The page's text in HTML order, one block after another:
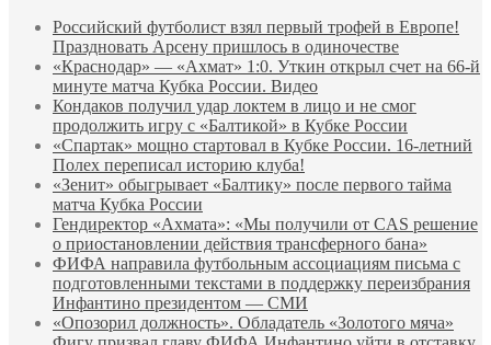
Российский футболист взял первый трофей в Европе!
Праздновать Арсену пришлось в одиночестве
«Краснодар» — «Ахмат» 1:0. Уткин открыл счет на 66‑й
минуте матча Кубка России. Видео
Кондаков получил удар локтем в лицо и не смог
продолжить игру с «Балтикой» в Кубке России
«Спартак» мощно стартовал в Кубке России. 16-летний
Полех переписал историю клуба!
«Зенит» обыгрывает «Балтику» после первого тайма
матча Кубка России
Гендиректор «Ахмата»: «Мы получили от CAS решение
о приостановлении действия трансферного бана»
ФИФА направила футбольным ассоциациям письма с
подготовленными текстами в поддержку переизбрания
Инфантино президентом — СМИ
«Опозорил должность». Обладатель «Золотого мяча»